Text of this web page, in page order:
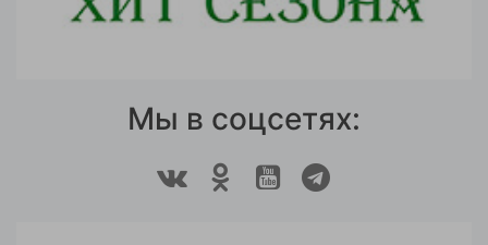
Мы в соцсетях: